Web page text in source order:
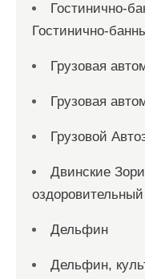
Гостинично-
Гостинично-
Грузовая
Грузовая
Грузовой
Двинские
Дельфин
Дельфин,